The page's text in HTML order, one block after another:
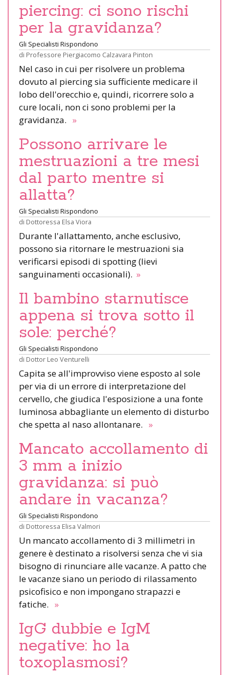
piercing: ci sono rischi
per la gravidanza?
Gli Specialisti Rispondono
di Professore Piergiacomo Calzavara Pinton
Nel caso in cui per risolvere un problema
dovuto al piercing sia sufficiente medicare il
lobo dell'orecchio e, quindi, ricorrere solo a
cure locali, non ci sono problemi per la
gravidanza. »
Possono arrivare le
mestruazioni a tre mesi
dal parto mentre si
allatta?
Gli Specialisti Rispondono
di Dottoressa Elsa Viora
Durante l'allattamento, anche esclusivo,
possono sia ritornare le mestruazioni sia
verificarsi episodi di spotting (lievi
sanguinamenti occasionali). »
Il bambino starnutisce
appena si trova sotto il
sole: perché?
Gli Specialisti Rispondono
di Dottor Leo Venturelli
Capita se all'improvviso viene esposto al sole
per via di un errore di interpretazione del
cervello, che giudica l'esposizione a una fonte
luminosa abbagliante un elemento di disturbo
che spetta al naso allontanare. »
Mancato accollamento di
3 mm a inizio
gravidanza: si può
andare in vacanza?
Gli Specialisti Rispondono
di Dottoressa Elisa Valmori
Un mancato accollamento di 3 millimetri in
genere è destinato a risolversi senza che vi sia
bisogno di rinunciare alle vacanze. A patto che
le vacanze siano un periodo di rilassamento
psicofisico e non impongano strapazzi e
fatiche. »
IgG dubbie e IgM
negative: ho la
toxoplasmosi?